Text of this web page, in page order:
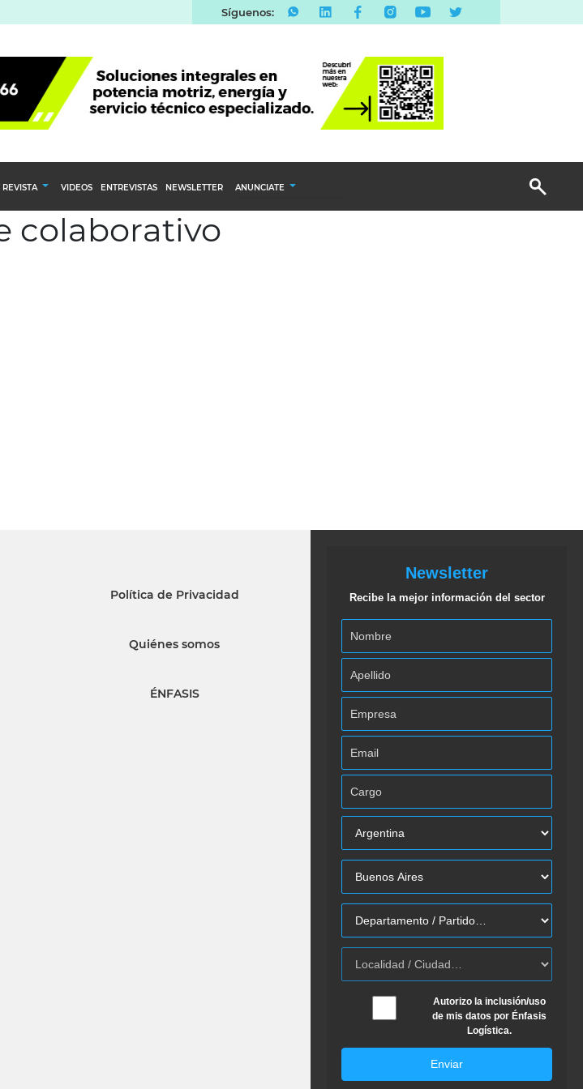
Síguenos:
REVISTA
Calendario Editorial
Ediciones Anteriores
VIDEOS ENTREVISTAS NEWSLETTER ANUNCIATE
colaborativo
Política de Privacidad
Quiénes somos
ÉNFASIS
Newsletter
Recibe la mejor información del sector
Autorizo la inclusión/uso
de mis datos por Énfasis
Logística.
Enviar